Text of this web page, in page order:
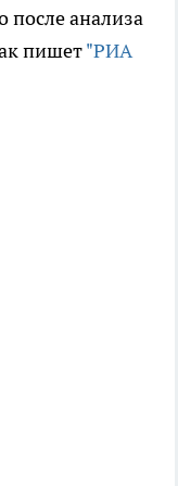
после анализа
пишет"РИА